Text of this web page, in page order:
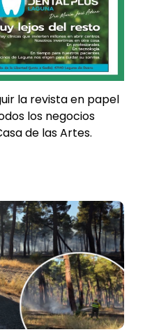
la revista en papel
los negocios
de las Artes.